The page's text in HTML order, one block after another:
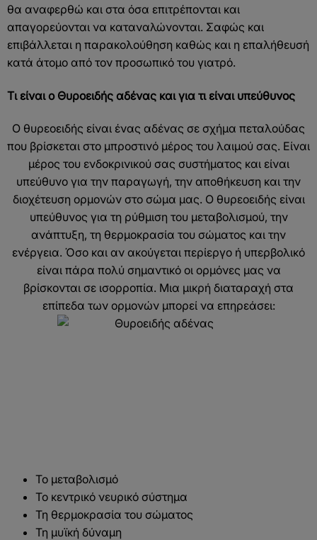
θα αναφερθώ και στα όσα επιτρέπονται και
απαγορεύονται να καταναλώνονται. Σαφώς και
επιβάλλεται η παρακολούθηση καθώς και η επαλήθευσή
κατά άτομο από τον προσωπικό του γιατρό.
Τι είναι ο Θυροειδής αδένας και για τι είναι υπεύθυνος
Ο θυρεοειδής είναι ένας αδένας σε σχήμα πεταλούδας
που βρίσκεται στο μπροστινό μέρος του λαιμού σας. Είναι
μέρος του ενδοκρινικού σας συστήματος και είναι
υπεύθυνο για την παραγωγή, την αποθήκευση και την
διοχέτευση ορμονών στο σώμα μας. Ο θυρεοειδής είναι
υπεύθυνος για τη ρύθμιση του μεταβολισμού, την
ανάπτυξη, τη θερμοκρασία του σώματος και την
ενέργεια. Όσο και αν ακούγεται περίεργο ή υπερβολικό
είναι πάρα πολύ σημαντικό οι ορμόνες μας να
βρίσκονται σε ισορροπία. Μια μικρή διαταραχή στα
επίπεδα των ορμονών μπορεί να επηρεάσει:
Το μεταβολισμό
Το κεντρικό νευρικό σύστημα
Τη θερμοκρασία του σώματος
Τη μυϊκή δύναμη